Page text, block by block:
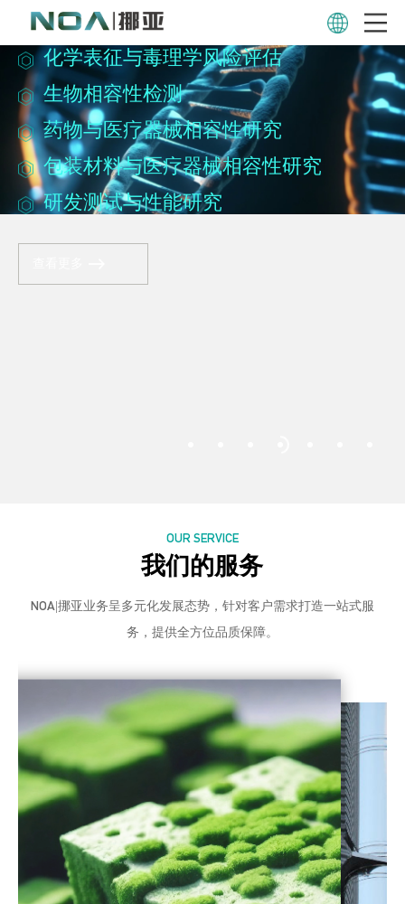
创新医疗器械，驱动医疗高质
化学表征与毒理学风险评估
生物相容性检测
药物与医疗器械相容性研究
包装材料与医疗器械相容性研究
研发测试与性能研究
OUR SERVICE
我们的服务
NOA|挪亚业务呈多元化发展态势，针对客户需求打造一站式服
务，提供全方位品质保障。